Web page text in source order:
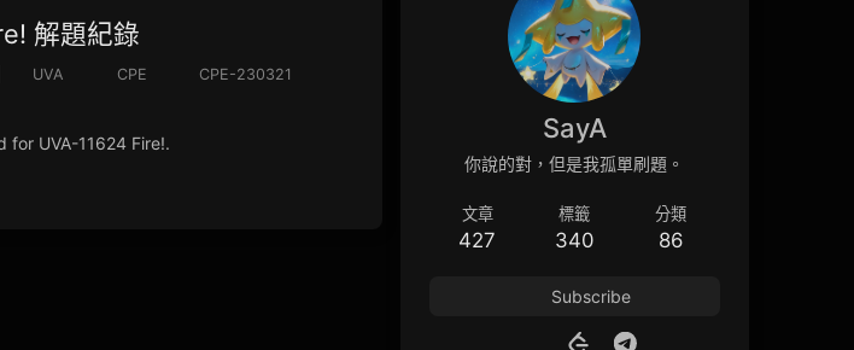
解題紀錄
UVA CPE
CPE-230321
for UVA-11624 Fire!. SayA
你說的對，但是我孤單刷題。
文章
427
標籤
340
分類
86
Subscribe